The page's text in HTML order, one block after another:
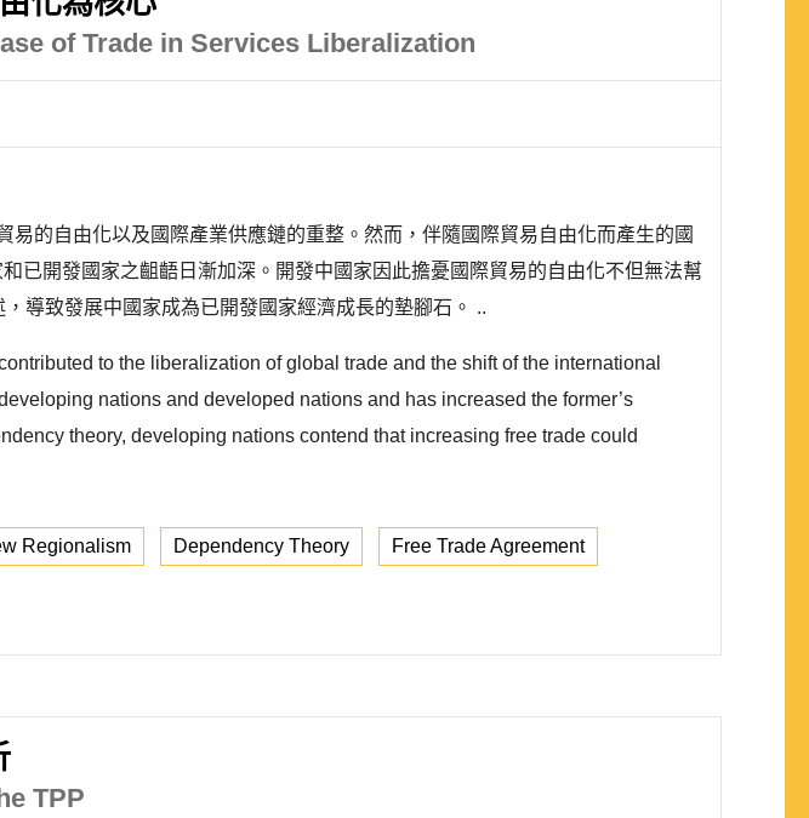
of Trade in Services Liberalization
的自由化以及國際產業供應鏈的重整。然而，伴隨國際貿易自由化而產生的國
已開發國家之齟齬日漸加深。開發中國家因此擔憂國際貿易的自由化不但無法幫
導致發展中國家成為已開發國家經濟成長的墊腳石。 ..
to the liberalization of global trade and the shift of the international
nations and developed nations and has increased the former’s
theory, developing nations contend that increasing free trade could
Regionalism Dependency Theory Free Trade Agreement
TPP